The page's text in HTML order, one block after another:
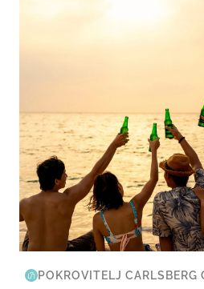
POKROVITELJ CARLSBERG